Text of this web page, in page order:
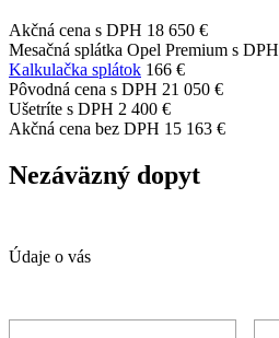
Akčná cena s DPH 18 650 €
Mesačná splátka Opel Premium s DPH
Kalkulačka splátok 166 €
Pôvodná cena s DPH 21 050 €
Ušetríte s DPH 2 400 €
Akčná cena bez DPH 15 163 €
Nezáväzný dopyt
Údaje o vás